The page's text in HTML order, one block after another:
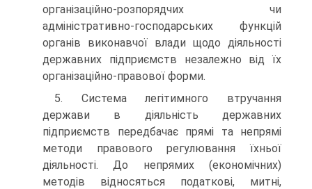
організаційно-розпорядчих чи
адміністративно-господарських функцій
органів виконавчої влади щодо діяльності
державних підприємств незалежно від їх
організаційно-правової форми.
5. Система легітимного втручання
держави в діяльність державних
підприємств передбачає прямі та непрямі
методи правового регулювання їхньої
діяльності. До непрямих (економічних)
методів відносяться податкові, митні,